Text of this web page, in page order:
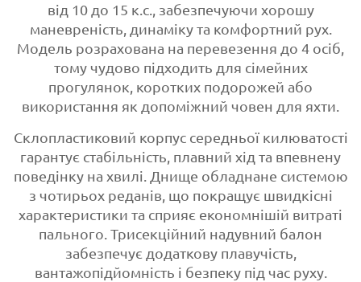
від 10 до 15 к.с., забезпечуючи хорошу
маневреність, динаміку та комфортний рух.
Модель розрахована на перевезення до 4 осіб,
тому чудово підходить для сімейних
прогулянок, коротких подорожей або
використання як допоміжний човен для яхти.
Склопластиковий корпус середньої килюватості
гарантує стабільність, плавний хід та впевнену
поведінку на хвилі. Днище обладнане системою
з чотирьох реданів, що покращує швидкісні
характеристики та сприяє економнішій витраті
пального. Трисекційний надувний балон
забезпечує додаткову плавучість,
вантажопідйомність і безпеку під час руху.